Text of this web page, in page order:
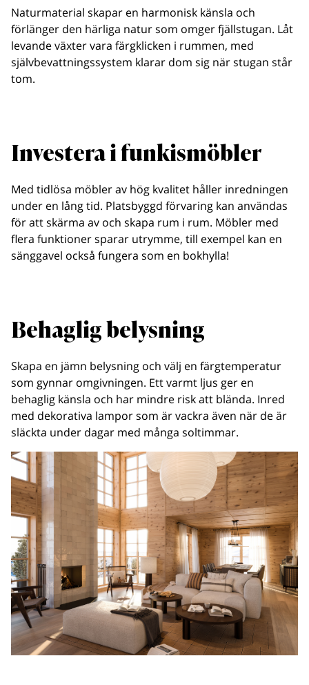
Naturmaterial skapar en harmonisk känsla och
förlänger den härliga natur som omger fjällstugan. Låt
levande växter vara färgklicken i rummen, med
självbevattningssystem klarar dom sig när stugan står
tom.
Investera i funkismöbler
Med tidlösa möbler av hög kvalitet håller inredningen
under en lång tid. Platsbyggd förvaring kan användas
för att skärma av och skapa rum i rum. Möbler med
flera funktioner sparar utrymme, till exempel kan en
sänggavel också fungera som en bokhylla!
Behaglig belysning
Skapa en jämn belysning och välj en färgtemperatur
som gynnar omgivningen. Ett varmt ljus ger en
behaglig känsla och har mindre risk att blända. Inred
med dekorativa lampor som är vackra även när de är
släckta under dagar med många soltimmar.